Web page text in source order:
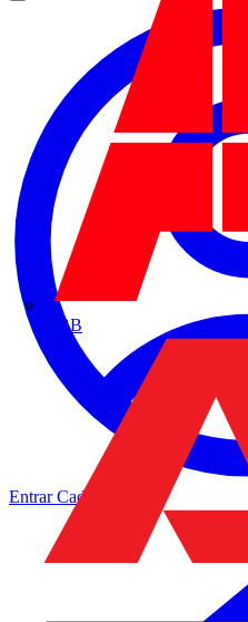
ABB
EntrarCadastrar